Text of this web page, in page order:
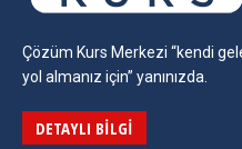
Çözüm Kurs Merkezi “kendi
yol almanız için” yanınızda.
DETAYLI BILGI